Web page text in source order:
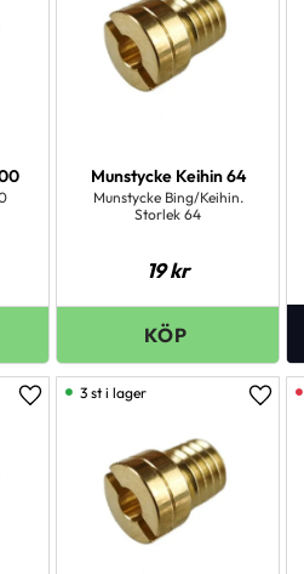
Munstycke Keihin 64
Munstycke Bing/Keihin.
Storlek 64
19kr
Lägg till i favoriter
3 st i lager